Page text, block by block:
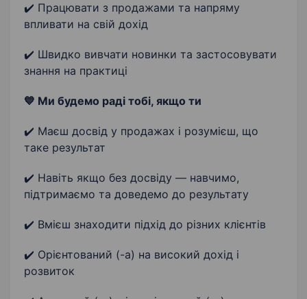
✔️ Працювати з продажами та напряму
впливати на свій дохід
✔️ Швидко вивчати новинки та застосовувати
знання на практиці
💙 Ми будемо раді тобі, якщо ти
✔️ Маєш досвід у продажах і розумієш, що
таке результат
✔️ Навіть якщо без досвіду — навчимо,
підтримаємо та доведемо до результату
✔️ Вмієш знаходити підхід до різних клієнтів
✔️ Орієнтований (-а) на високий дохід і
розвиток